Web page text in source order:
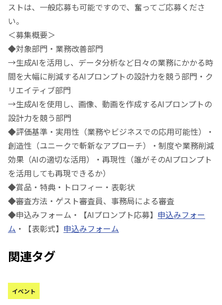
ストは、一般応募も可能ですので、奮ってご応募くださ
い。
＜募集概要＞
◆対象部門・業務改善部門
→生成AIを活用し、データ分析など日々の業務にかかる時
間を大幅に削減するAIプロンプトの設計力を競う部門・ク
リエイティブ部門
→生成AIを使用し、画像、動画を作成するAIプロンプトの
設計力を競う部門
◆評価基準・実用性（業務やビジネスでの応用可能性）・
創造性（ユニークで斬新なアプローチ）・制度や業務削減
効果（AIの適切な活用）・再現性（誰がそのAIプロンプト
を活用しても再現できるか）
◆賞品・特典・トロフィー・表彰状
◆審査方法・ゲスト審査員、事務局による審査
◆申込みフォーム・【AIプロンプト応募】 申込みフォー
ム ・【表彰式】 申込みフォーム
関連タグ
イベント